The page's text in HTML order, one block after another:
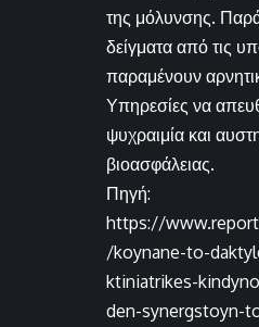
της μόλυνσης. Παρά
δείγματα από τις
παραμένουν
Υπηρεσίες να
ψυχραιμία και
βιοασφάλειας.
Πηγή:
https://
/koynane-to-
ktiniatrikes-
den-synergstoyn-